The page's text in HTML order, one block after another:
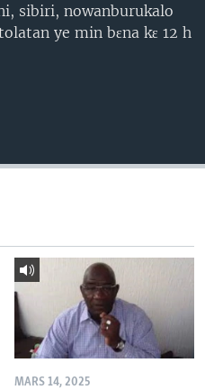
sibiri, nowanburukalo
ye min bɛna kɛ 12 h
MARS 14, 2025